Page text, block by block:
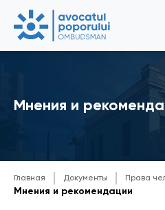
Мнения и
Главная Документы Права
Мнения и рекомендации